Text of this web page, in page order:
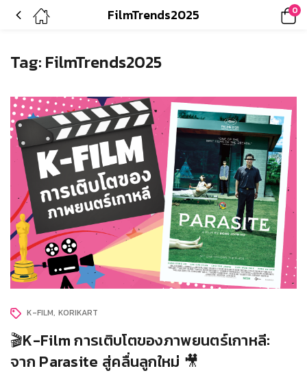
FilmTrends2025 0
Tag: FilmTrends2025
K-FILM KORIKART
🎬K-Film การเติบโตของภาพยนตร์เกาหลี:
จาก Parasite สู่คลื่นลูกใหม่ 🎥